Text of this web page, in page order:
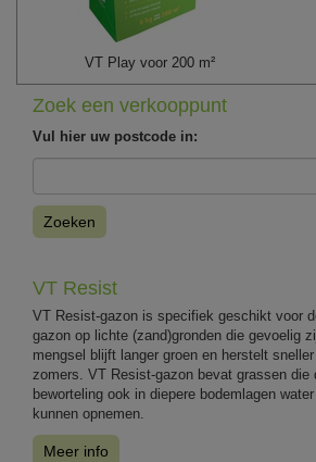
VT Play voor 200 m²
Zoek een verkooppunt
Vul hier uw postcode in:
Zoeken
VT Resist
VT Resist-gazon is specifiek geschikt voor
gazon op lichte (zand)gronden die gevoelig
mengsel blijft langer groen en herstelt
zomers. VT Resist-gazon bevat grassen die
beworteling ook in diepere bodemlagen
kunnen opnemen.
Meer info